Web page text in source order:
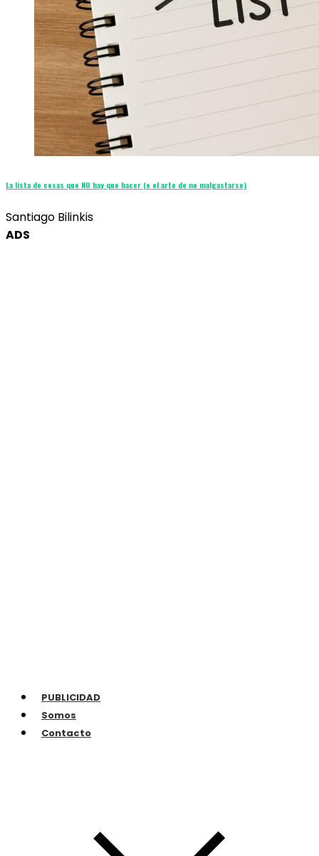
La lista de cosas que NO hay que hacer (o el arte de no malgastarse)
Santiago Bilinkis
ADS
PUBLICIDAD
Somos
Contacto